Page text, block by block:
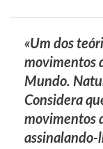
«Um dos
movimentos
Mundo.
Considera
movimentos
assinalando-